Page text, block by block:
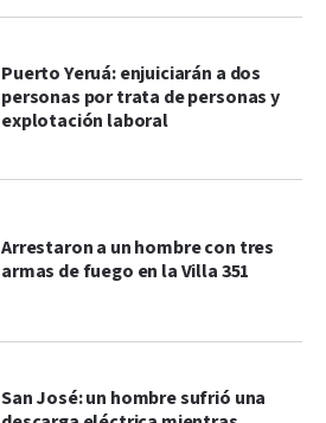
Puerto Yeruá: enjuiciarán a dos
personas por trata de personas y
explotación laboral
Arrestaron a un hombre con tres
armas de fuego en la Villa 351
San José: un hombre sufrió una